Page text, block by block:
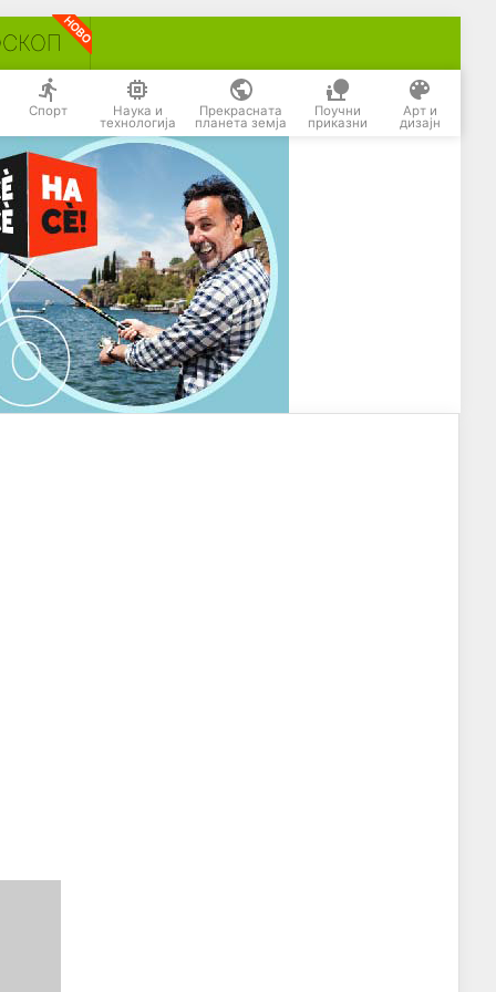
Спорт Наука и
технологија
Прекрасната
планета земја
Поучни
приказни
Арт и
дизајн